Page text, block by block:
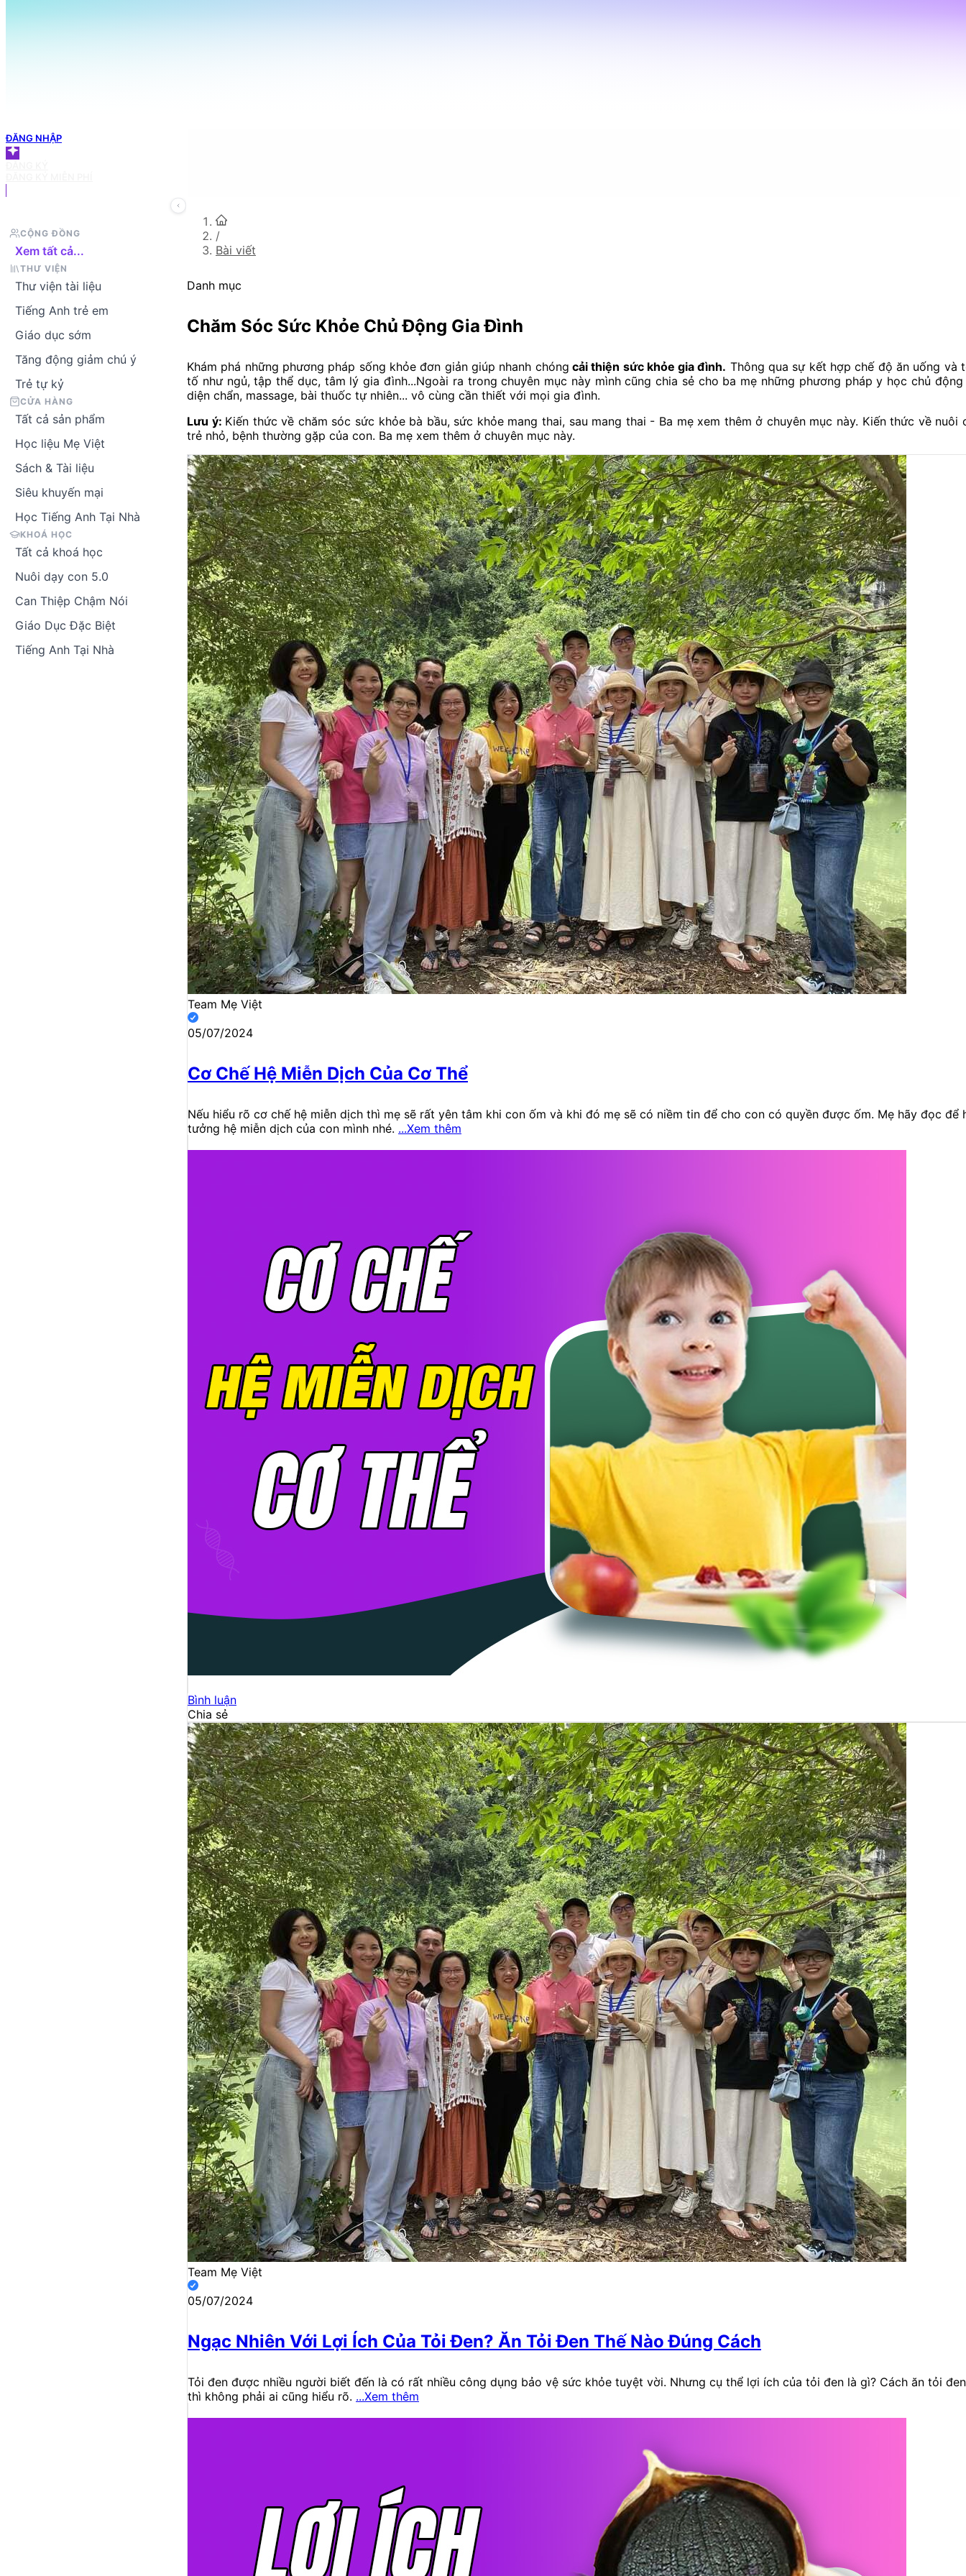
ĐĂNG NHẬP
CỘNG ĐỒNG
Xem tất cả...
THƯ VIỆN
Thư viện tài liệu
Tiếng Anh trẻ em
Giáo dục sớm
Tăng động giảm chú ý
Trẻ tự kỷ
CỬA HÀNG
Tất cả sản phẩm
Học liệu Mẹ Việt
Sách & Tài liệu
Siêu khuyến mại
Học Tiếng Anh Tại Nhà
KHOÁ HỌC
Tất cả khoá học
Nuôi dạy con 5.0
Can Thiệp Chậm Nói
Giáo Dục Đặc Biệt
Tiếng Anh Tại Nhà
/
Bài viết
Danh mục
Chăm Sóc Sức Khỏe Chủ Động Gia Đình
Khám phá những phương pháp sống khỏe đơn giản giúp nhanh chóng cải thiện sức khỏe gia đình. Thông qua sự kết hợp chế độ ăn uống và
tố như ngủ, tập thể dục, tâm lý gia đình...Ngoài ra trong chuyên mục này mình cũng chia sẻ cho ba mẹ những phương pháp y học chủ
diện chẩn, massage, bài thuốc tự nhiên... vô cùng cần thiết với mọi gia đình.
Lưu ý: Kiến thức về chăm sóc sức khỏe bà bầu, sức khỏe mang thai, sau mang thai - Ba mẹ xem thêm ở chuyên mục này. Kiến thức về nuôi
trẻ nhỏ, bệnh thường gặp của con. Ba mẹ xem thêm ở chuyên mục này.
Team Mẹ Việt
05/07/2024
Cơ Chế Hệ Miễn Dịch Của Cơ Thể
Nếu hiểu rõ cơ chế hệ miễn dịch thì mẹ sẽ rất yên tâm khi con ốm và khi đó mẹ sẽ có niềm tin để cho con có quyền được ốm. Mẹ hãy đọc để
tưởng hệ miễn dịch của con mình nhé. ...Xem thêm
Bình luận
Chia sẻ
Team Mẹ Việt
05/07/2024
Ngạc Nhiên Với Lợi Ích Của Tỏi Đen? Ăn Tỏi Đen Thế Nào Đúng Cách
Tỏi đen được nhiều người biết đến là có rất nhiều công dụng bảo vệ sức khỏe tuyệt vời. Nhưng cụ thể lợi ích của tỏi đen là gì? Cách ăn tỏi
thì không phải ai cũng hiểu rõ. ...Xem thêm